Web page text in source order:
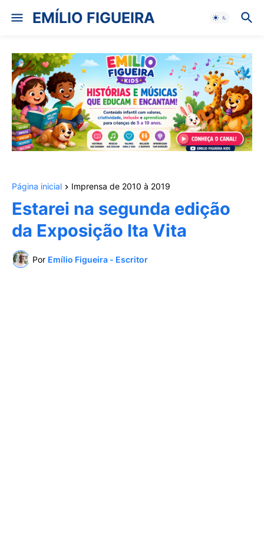
EMÍLIO FIGUEIRA
Página inicial Imprensa de 2010 à 2019
Estarei na segunda edição
da Exposição Ita Vita
Por Emílio Figueira - Escritor